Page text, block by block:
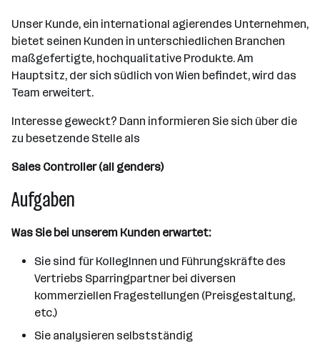
Unser Kunde, ein international agierendes Unternehmen,
bietet seinen Kunden in unterschiedlichen Branchen
maßgefertigte, hochqualitative Produkte. Am
Hauptsitz, der sich südlich von Wien befindet, wird das
Team erweitert.
Interesse geweckt? Dann informieren Sie sich über die
zu besetzende Stelle als
Sales Controller (all genders)
Aufgaben
Was Sie bei unserem Kunden erwartet:
Sie sind für KollegInnen und Führungskräfte des
Vertriebs Sparringpartner bei diversen
kommerziellen Fragestellungen (Preisgestaltung,
etc.)
Sie analysieren selbstständig